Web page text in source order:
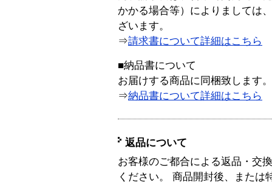
かかる場合等）によりましては
ざいます。
⇒請求書について詳細はこちら
■納品書について
お届けする商品に同梱致します。
⇒納品書について詳細はこちら
返品について
お客様のご都合による返品・交
ください。 商品開封後、または